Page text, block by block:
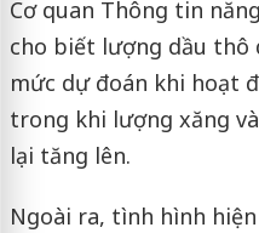
Cơ quan Thông tin
cho biết lượng dầu thô
mức dự đoán khi hoạt
trong khi lượng xăng
lại tăng lên.
Ngoài ra, tình hình